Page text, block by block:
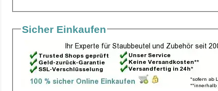
Sicher Einkaufen